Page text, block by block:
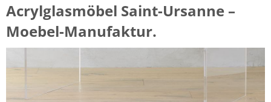
Acrylglasmöbel Saint-Ursanne –
Moebel-Manufaktur.